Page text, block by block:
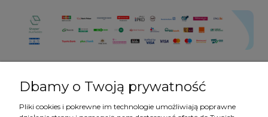
Dbamy o Twoją prywatność
Pliki cookies i pokrewne im technologie umożliwiają poprawne